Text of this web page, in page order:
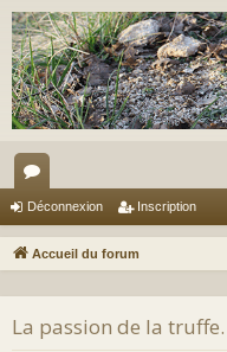
or
u
Déconnexion Inscription
Accueil du forum
La passion de la